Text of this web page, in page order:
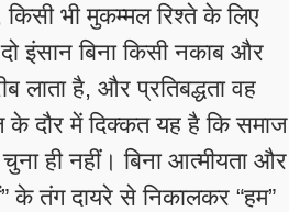
किसी भी मुकम्मल रिश्ते के लिए
इंसान बिना किसी नकाब और
लाता है, और प्रतिबद्धता वह
के दौर में दिक्कत यह है कि समाज
ही नहीं। बिना आत्मीयता और
के तंग दायरे से निकालकर “हम”